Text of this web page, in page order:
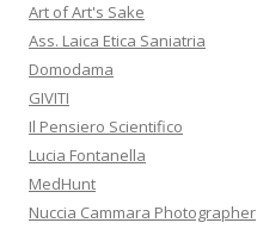
Art of Art's Sake
Ass. Laica Etica Saniatria
Domodama
GIVITI
Il Pensiero Scientifico
Lucia Fontanella
MedHunt
Nuccia Cammara Photographer